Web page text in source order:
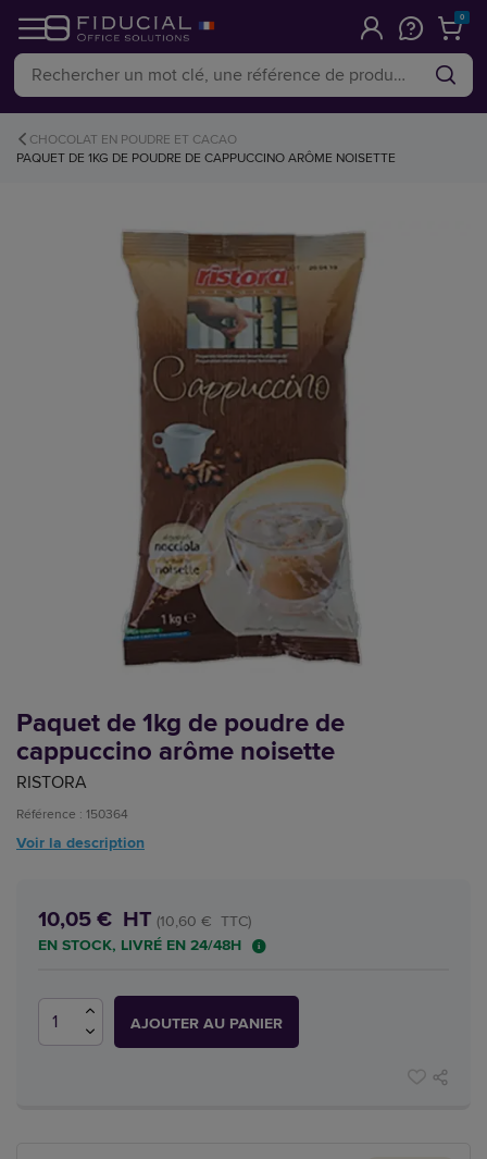
0
CHOCOLAT EN POUDRE ET CACAO
PAQUET DE 1KG DE POUDRE DE CAPPUCCINO ARÔME NOISETTE
Paquet de 1kg de poudre de
cappuccino arôme noisette
RISTORA
Référence : 150364
Voir la description
10,05 € HT (10,60 € TTC)
EN STOCK, LIVRÉ EN 24/48H
AJOUTER AU PANIER